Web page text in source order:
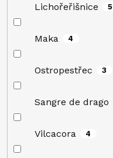
Lichořeřišnice 5
Maka 4
Ostropestřec 3
Sangre de drago
Vilcacora 4